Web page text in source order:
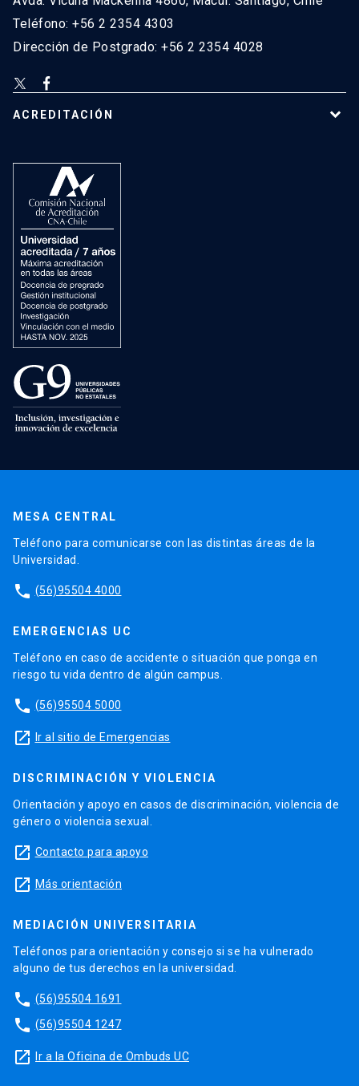
Avda. Vicuña Mackenna 4860, Macul. Santiago, Chile
Teléfono: +56 2 2354 4303
Dirección de Postgrado: +56 2 2354 4028
ACREDITACIÓN
MESA CENTRAL
Teléfono para comunicarse con las distintas áreas de la
Universidad.
phone (56)95504 4000
EMERGENCIAS UC
Teléfono en caso de accidente o situación que ponga en
riesgo tu vida dentro de algún campus.
phone (56)95504 5000
launch Ir al sitio de Emergencias
DISCRIMINACIÓN Y VIOLENCIA
Orientación y apoyo en casos de discriminación, violencia de
género o violencia sexual.
launch Contacto para apoyo
launch Más orientación
MEDIACIÓN UNIVERSITARIA
Teléfonos para orientación y consejo si se ha vulnerado
alguno de tus derechos en la universidad.
phone (56)95504 1691
phone (56)95504 1247
launch Ir a la Oficina de Ombuds UC